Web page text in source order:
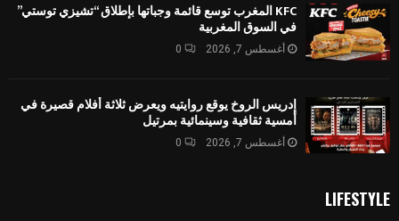
KFC المغرب توسع قائمة وجباتها بإطلاق “تشيزي توستي”
في السوق المغربية
أغسطس 7, 2026 0
إدريس الروخ يوقع روايتيه ويعرض ثلاثة أفلام قصيرة في
أمسية ثقافية وسينمائية بمرتيل
أغسطس 7, 2026 0
LIFESTYLE